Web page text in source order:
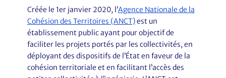
Créée le 1er janvier 2020, l’Agence Nationale de la
Cohésion des Territoires (ANCT)est un
établissement public ayant pour objectif de
faciliter les projets portés par les collectivités, en
déployant des dispositifs de l’État en faveur de la
cohésion territoriale et en facilitant l’accès des